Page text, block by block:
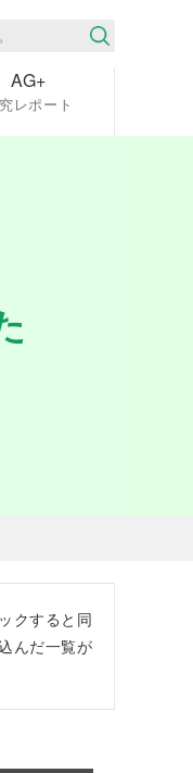
AG+
レポート
クすると同
んだ一覧が